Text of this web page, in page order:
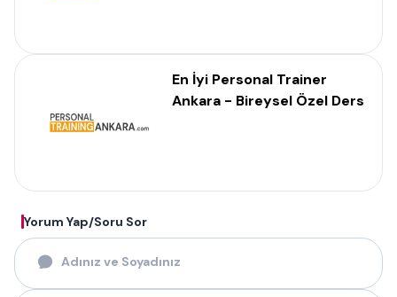
En İyi Personal Trainer
Ankara - Bireysel Özel Ders
Yorum Yap/Soru Sor